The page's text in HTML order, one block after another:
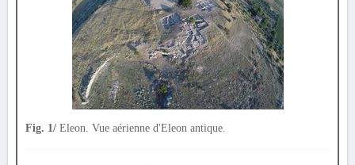
Fig. 1/ Eleon. Vue aérienne d'Eleon antique.